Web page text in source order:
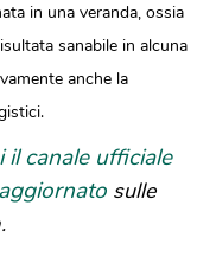
in una veranda, ossia
sanabile in alcuna
anche la
il canale ufficiale
sulle